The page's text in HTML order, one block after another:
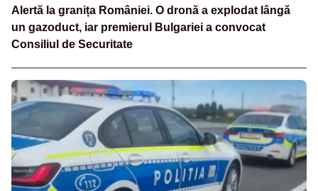
Alertă la granița României. O dronă a explodat lângă
un gazoduct, iar premierul Bulgariei a convocat
Consiliul de Securitate